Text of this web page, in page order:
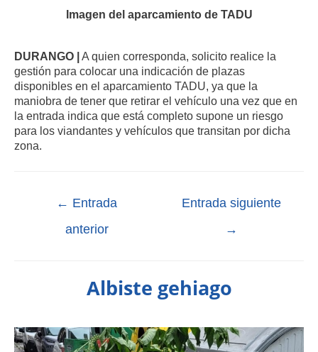
Imagen del aparcamiento de TADU
DURANGO |A quien corresponda, solicito realice la
gestión para colocar una indicación de plazas
disponibles en el aparcamiento TADU, ya que la
maniobra de tener que retirar el vehículo una vez que en
la entrada indica que está completo supone un riesgo
para los viandantes y vehículos que transitan por dicha
zona.
← Entrada
anterior
Entrada siguiente
→
Albiste gehiago